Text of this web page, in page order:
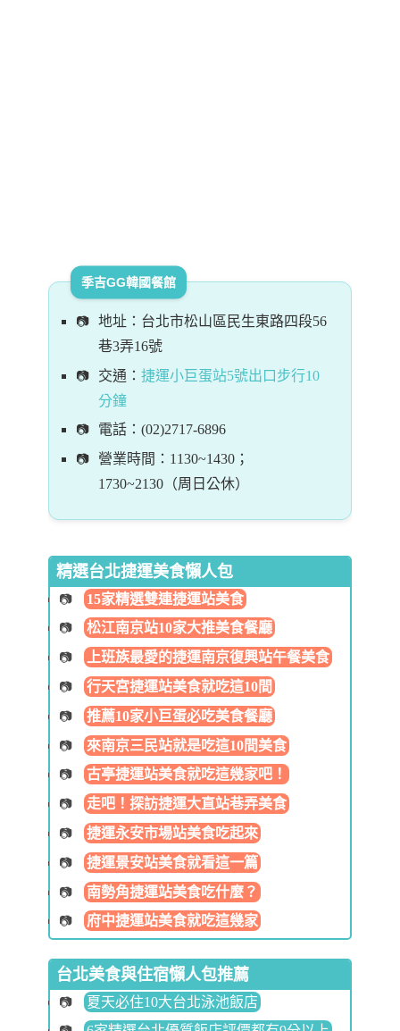
季吉GG韓國餐館
地址：台北市松山區民生東路四段56
巷3弄16號
交通： 捷運小巨蛋站5號出口步行10
分鐘
電話：(02)2717-6896
營業時間：1130~1430；
1730~2130（周日公休）
精選台北捷運美食懶人包
15家精選雙連捷運站美食
松江南京站10家大推美食餐廳
上班族最愛的捷運南京復興站午餐美食
行天宮捷運站美食就吃這10間
推薦10家小巨蛋必吃美食餐廳
來南京三民站就是吃這10間美食
古亭捷運站美食就吃這幾家吧！
走吧！探訪捷運大直站巷弄美食
捷運永安市場站美食吃起來
捷運景安站美食就看這一篇
南勢角捷運站美食吃什麼？
府中捷運站美食就吃這幾家
台北美食與住宿懶人包推薦
夏天必住10大台北泳池飯店